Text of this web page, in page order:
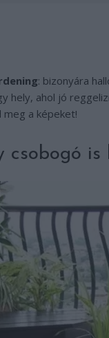
: bizonyára
hely, ahol jó
meg a képeket!
csobogó is